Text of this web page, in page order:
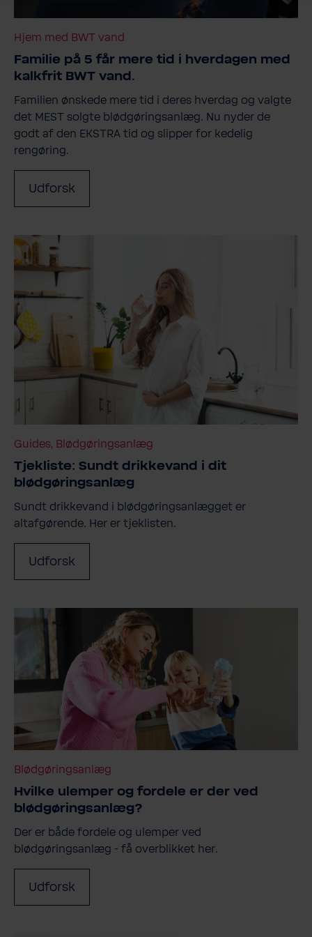
Hjem med BWT vand
Familie på 5 får mere tid i hverdagen med
kalkfrit BWT vand.
Familien ønskede mere tid i deres hverdag og valgte
det MEST solgte blødgøringsanlæg. Nu nyder de
godt af den EKSTRA tid og slipper for kedelig
rengøring.
Udforsk
Guides, Blødgøringsanlæg
Tjekliste: Sundt drikkevand i dit
blødgøringsanlæg
Sundt drikkevand i blødgøringsanlægget er
altafgørende. Her er tjeklisten.
Udforsk
Blødgøringsanlæg
Hvilke ulemper og fordele er der ved
blødgøringsanlæg?
Der er både fordele og ulemper ved
blødgøringsanlæg - få overblikket her.
Udforsk